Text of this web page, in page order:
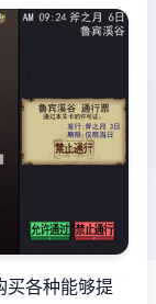
买各种能够提